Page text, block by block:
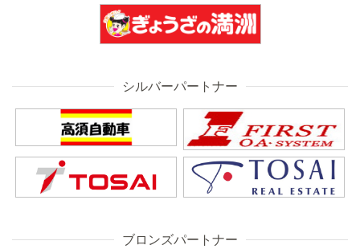
シルバーパートナー
ブロンズパートナー